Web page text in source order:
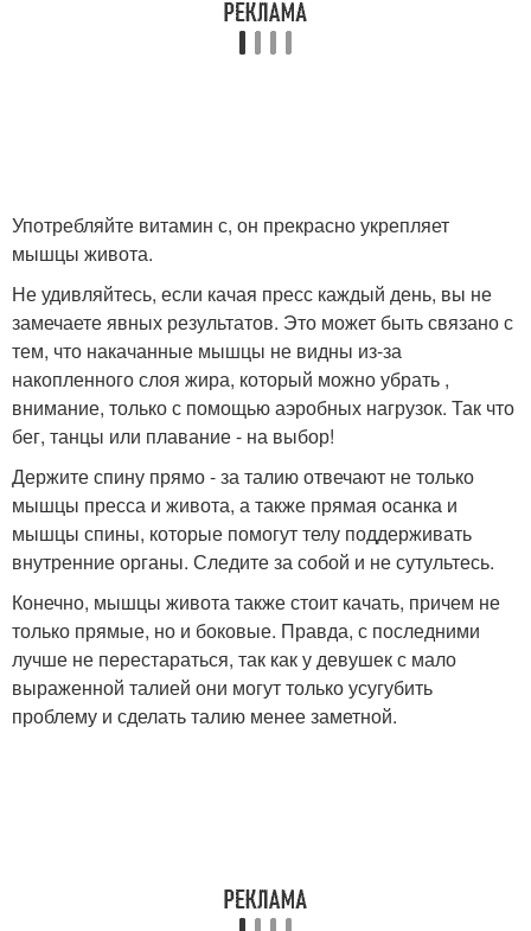
Употребляйте витамин с, он прекрасно укрепляет
мышцы живота.
Не удивляйтесь, если качая пресс каждый день, вы не
замечаете явных результатов. Это может быть связано с
тем, что накачанные мышцы не видны из-за
накопленного слоя жира, который можно убрать ,
внимание, только с помощью аэробных нагрузок. Так что
бег, танцы или плавание - на выбор!
Держите спину прямо - за талию отвечают не только
мышцы пресса и живота, а также прямая осанка и
мышцы спины, которые помогут телу поддерживать
внутренние органы. Следите за собой и не сутультесь.
Конечно, мышцы живота также стоит качать, причем не
только прямые, но и боковые. Правда, с последними
лучше не перестараться, так как у девушек с мало
выраженной талией они могут только усугубить
проблему и сделать талию менее заметной.